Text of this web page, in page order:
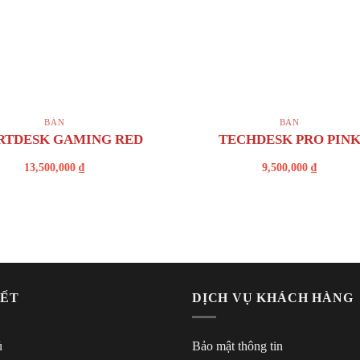
BÀN
GAMING RED
13,500,000₫
BÀN
TECHDESK PRO PINK
9,500,000₫
DỊCH VỤ KHÁCH HÀNG
Bảo mật thông tin